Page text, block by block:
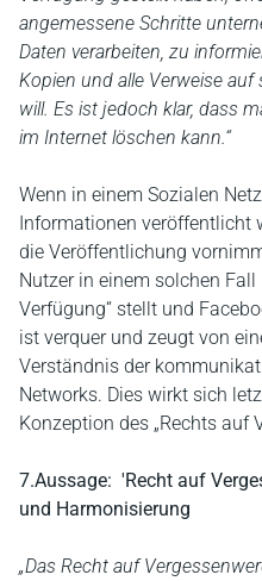
angemessene Schritte
Daten verarbeiten, zu
Kopien und alle Verweise
will. Es ist jedoch klar, dass
im Internet löschen kann.“
Wenn in einem Sozialen
Informationen veröffentlicht
die Veröffentlichung
Nutzer in einem solchen Fall
Verfügung“ stellt und
ist verquer und zeugt von
Verständnis der
Networks. Dies wirkt sich
Konzeption des „Rechts auf
7.Aussage: 'Recht auf
und Harmonisierung
„Das Recht auf